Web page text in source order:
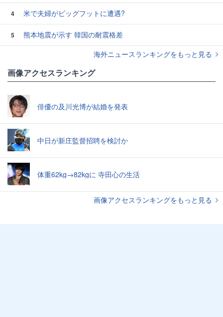
4 米で夫婦がビッグフットに遭遇?
5
熊本地震が示す 韓国の耐震格差
海外ニュースランキングをもっと見る
画像アクセスランキング
俳優の及川光博が結婚を発表
中日が新庄監督招聘を検討か
体重62kg→82kgに 寺田心の生活
画像アクセスランキングをもっと見る